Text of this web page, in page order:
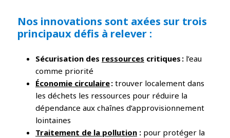
Nos innovations sont axées sur trois
principaux défis à relever :
Sécurisation des ressources critiques : l’eau
comme priorité
Économie circulaire: trouver localement dans
les déchets les ressources pour réduire la
dépendance aux chaînes d’approvisionnement
lointaines
Traitement de la pollution : pour protéger la